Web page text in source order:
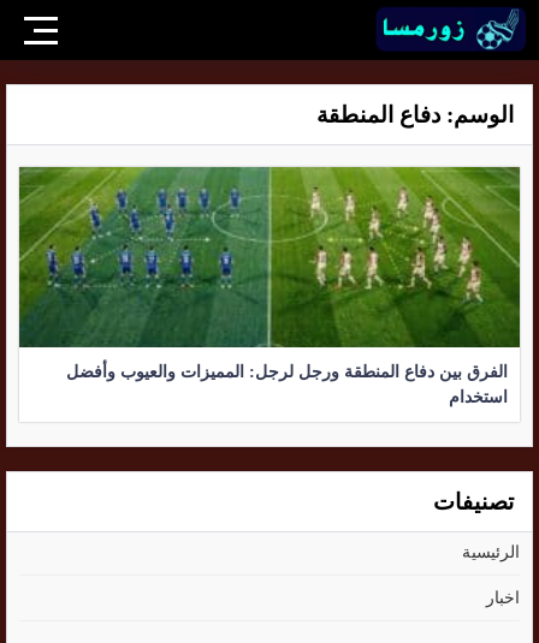
الوسم:دفاع المنطقة
الفرق بين دفاع المنطقة ورجل لرجل: المميزات والعيوب وأفضل
استخدام
تصنيفات
الرئيسية
اخبار